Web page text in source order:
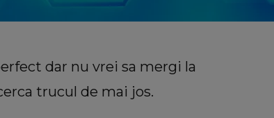
dar nu vrei sa mergi la
trucul de mai jos.